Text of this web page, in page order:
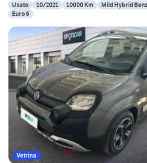
Usato
10/2021 10000 Km Mild Hybrid
Euro 6
Vetrina